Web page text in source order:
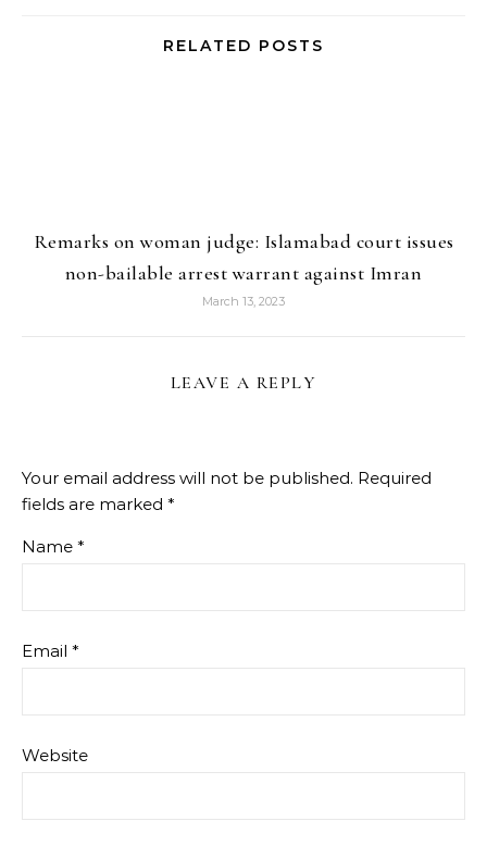
RELATED POSTS
Remarks on woman judge: Islamabad court issues
non-bailable arrest warrant against Imran
March 13, 2023
LEAVE A REPLY
Your email address will not be published. Required
fields are marked *
Name *
Email *
Website